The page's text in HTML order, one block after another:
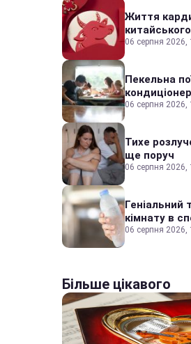
Життя
06 серпня 2026,
Пекельна
06 серпня 2026,
Тихе
ще поруч
06 серпня 2026,
Геніальний
кімнату в
06 серпня 2026,
Більше цікавого